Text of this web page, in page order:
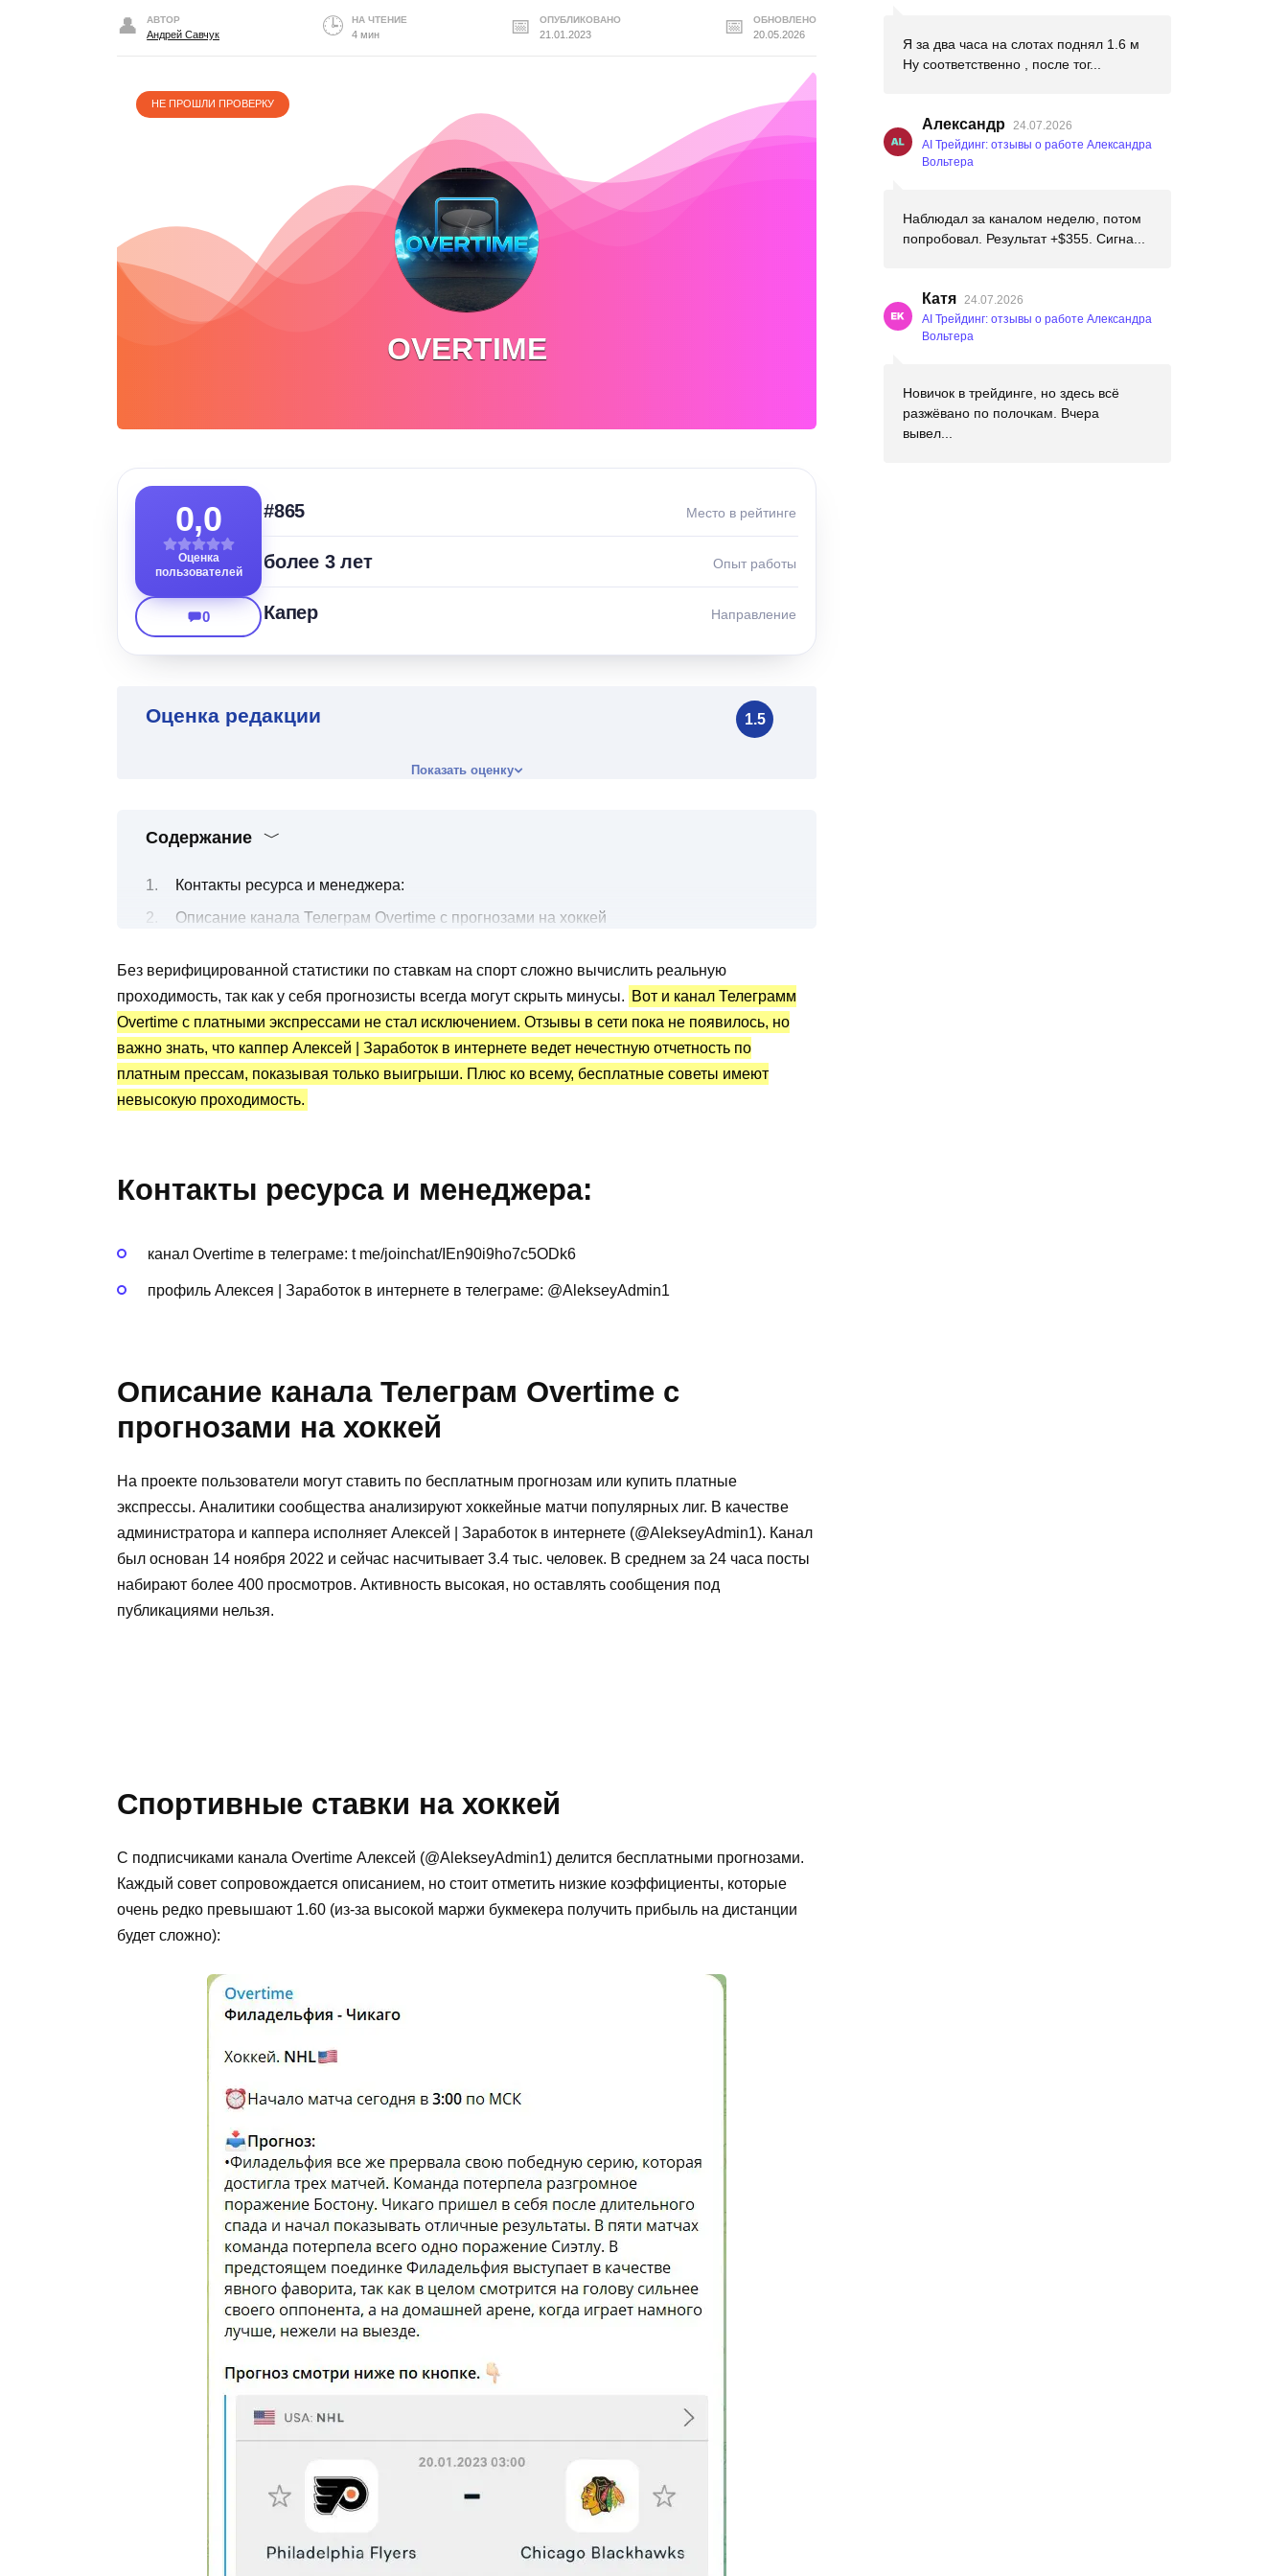
АВТОР
Андрей Савчук
НА ЧТЕНИЕ
4 мин
ОПУБЛИКОВАНО
21.01.2023
ОБНОВЛЕНО
20.05.2026
OVERTIME
НЕ ПРОШЛИ ПРОВЕРКУ
0,0
Оценка
пользователей
0
#865 Место в рейтинге
более 3 лет Опыт работы
Капер Направление
Оценка редакции 1.5
Показать оценку
Содержание
Контакты ресурса и менеджера:
Описание канала Телеграм Overtime с прогнозами на хоккей
Канал Телеграм Overtime: статистика и отзывы о ставках
Преимущества и недостатки
Без верифицированной статистики по ставкам на спорт сложно вычислить реальную
проходимость, так как у себя прогнозисты всегда могут скрыть минусы. Вот и канал Телеграмм
Overtime с платными экспрессами не стал исключением. Отзывы в сети пока не появилось, но
важно знать, что каппер Алексей | Заработок в интернете ведет нечестную отчетность по
платным прессам, показывая только выигрыши. Плюс ко всему, бесплатные советы имеют
невысокую проходимость.
Контакты ресурса и менеджера:
канал Overtime в телеграме: t me/joinchat/IEn90i9ho7c5ODk6
профиль Алексея | Заработок в интернете в телеграме: @AlekseyAdmin1
Описание канала Телеграм Overtime с
прогнозами на хоккей
На проекте пользователи могут ставить по бесплатным прогнозам или купить платные
экспрессы. Аналитики сообщества анализируют хоккейные матчи популярных лиг. В качестве
администратора и каппера исполняет Алексей | Заработок в интернете (@AlekseyAdmin1). Канал
был основан 14 ноября 2022 и сейчас насчитывает 3.4 тыс. человек. В среднем за 24 часа посты
набирают более 400 просмотров. Активность высокая, но оставлять сообщения под
публикациями нельзя.
Спортивные ставки на хоккей
С подписчиками канала Overtime Алексей (@AlekseyAdmin1) делится бесплатными прогнозами.
Каждый совет сопровождается описанием, но стоит отметить низкие коэффициенты, которые
очень редко превышают 1.60 (из-за высокой маржи букмекера получить прибыль на дистанции
будет сложно):
Я за два часа на слотах поднял 1.6 м
Ну соответственно , после тог...
Александр
24.07.2026
AI Трейдинг: отзывы о работе Александра
Вольтера
Наблюдал за каналом неделю, потом
попробовал. Результат +$355. Сигна...
Катя 24.07.2026
AI Трейдинг: отзывы о работе Александра
Вольтера
Новичок в трейдинге, но здесь всё
разжёвано по полочкам. Вчера
вывел...